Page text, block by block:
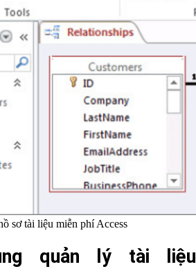
sơ tài liệu miễn phí Access
quản lý tài liệu